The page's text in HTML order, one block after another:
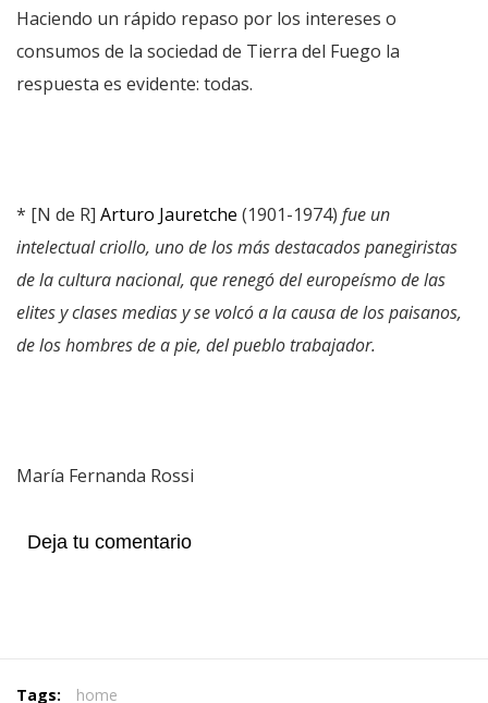
Haciendo un rápido repaso por los intereses o
consumos de la sociedad de Tierra del Fuego la
respuesta es evidente: todas.
* [N de R] Arturo Jauretche (1901-1974) fue un
intelectual criollo, uno de los más destacados panegiristas
de la cultura nacional, que renegó del europeí­smo de las
elites y clases medias y se volcó a la causa de los paisanos,
de los hombres de a pie, del pueblo trabajador.
María Fernanda Rossi
Deja tu comentario
Tags: home